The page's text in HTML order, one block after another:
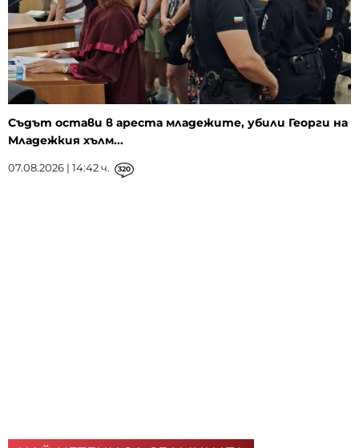
Съдът остави в ареста младежите, убили Георги на
Младежкия хълм...
07.08.2026 | 14:42 ч. 320